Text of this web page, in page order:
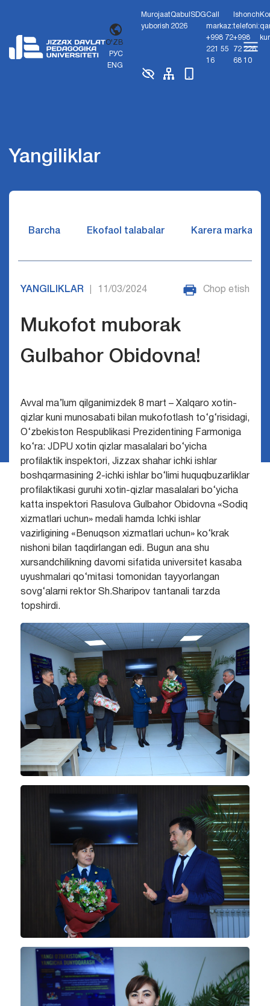
O'ZB
РУС
ENG
Murojaat
yuborish
Qabul
2026
SDGCall
markaz:
+998 72
221 55
16
Ishonch
telefoni:
+998
72 226
68 10
Yangiliklar
Barcha Ekofaol talabalar Karera markazi
YANGILIKLAR 11/03/2024 Chop etish
Mukofot muborak
Gulbahor Obidovna!
Avval ma’lum qilganimizdek 8 mart – Xalqaro xotin-
qizlar kuni munosabati bilan mukofotlash to‘g‘risidagi,
O‘zbekiston Respublikasi Prezidentining Farmoniga
ko‘ra: JDPU xotin qizlarmasalalari bo‘yicha
profilaktik inspektori, Jizzax shahar ichki ishlar
boshqarmasining 2-ichki ishlar bo‘limi huquqbuzarliklar
profilaktikasi guruhi xotin-qizlar masalalari bo‘yicha
katta inspektori Rasulova Gulbahor Obidovna «Sodiq
xizmatlari uchun» medali hamda Ichki ishlar
vazirligining «Benuqson xizmatlari uchun» ko‘krak
nishoni bilan taqdirlangan edi. Bugun ana shu
xursandchilikning davomi sifatida universitet kasaba
uyushmalari qo‘mitasi tomonidan tayyorlangan
sovg‘alarni rektor Sh.Sharipov tantanali tarzda
topshirdi.